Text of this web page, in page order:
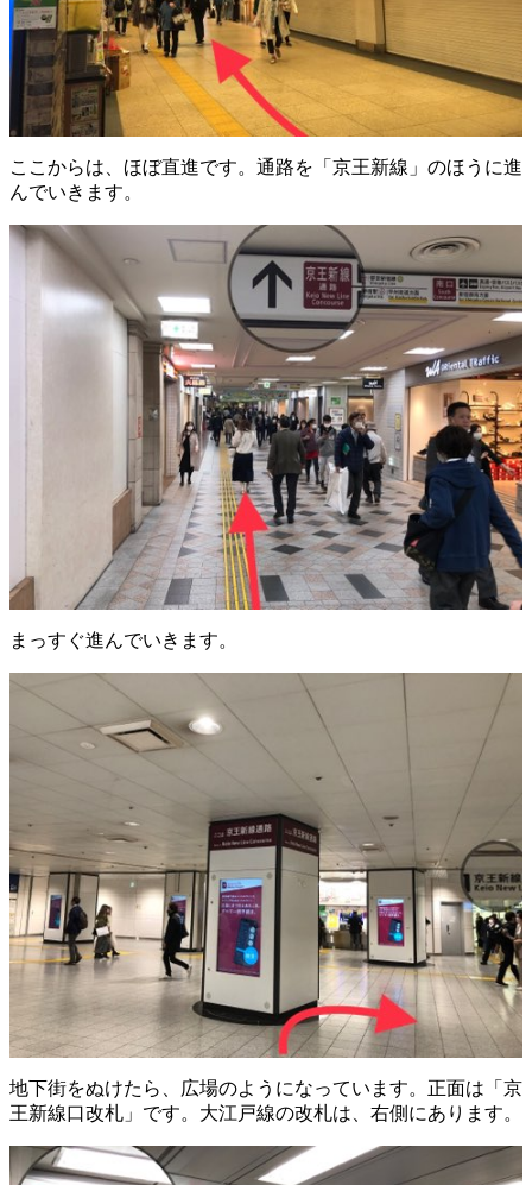
ここからは、ほぼ直進です。通路を「京王新線」のほうに進
んでいきます。
まっすぐ進んでいきます。
地下街をぬけたら、広場のようになっています。正面は「京
王新線口改札」です。大江戸線の改札は、右側にあります。